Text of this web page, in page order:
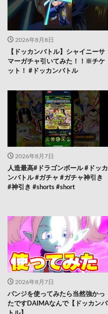
2026年8月8日
【ドッカンバトル】シャイニーサ
マーガチャ引いてみた！！※チケ
ット！ #ドッカンバトル
2026年8月7日
人造最高#ドラゴンボール #ドッカ
ンバトル #ガチャ #ガチャ神引き
#神引き #shorts #short
2026年8月7日
パンジを使ってみたら当然強かっ
たですDAIMAなんで【ドッカンバ